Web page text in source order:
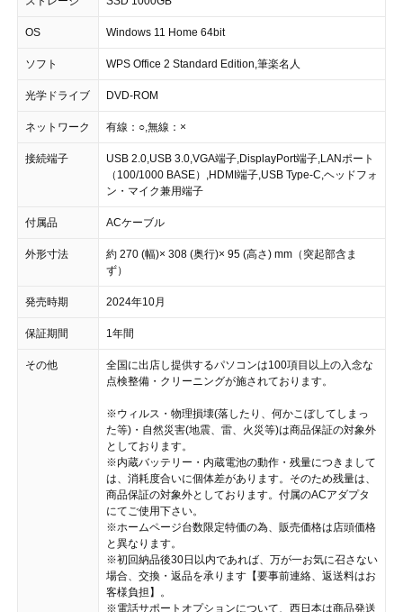
OS Windows 11 Home 64bit
ソフト WPS Office 2 Standard Edition,筆楽名人
光学ドライブ DVD-ROM
ネットワーク 有線：○,無線：×
接続端子
USB 2.0,USB 3.0,VGA端子,DisplayPort端子,LANポート
（100/1000 BASE）,HDMI端子,USB Type-C,ヘッドフォ
ン・マイク兼用端子
付属品 ACケーブル
外形寸法
約 270 (幅)× 308 (奥行)× 95 (高さ) mm（突起部含ま
ず）
発売時期 2024年10月
保証期間 1年間
その他
全国に出店し提供するパソコンは100項目以上の入念な
点検整備・クリーニングが施されております。
※ウィルス・物理損壊(落したり、何かこぼしてしまっ
た等)・自然災害(地震、雷、火災等)は商品保証の対象外
としております。
※内蔵バッテリー・内蔵電池の動作・残量につきまして
は、消耗度合いに個体差があります。そのため残量は、
商品保証の対象外としております。付属のACアダプタ
にてご使用下さい。
※ホームページ台数限定特価の為、販売価格は店頭価格
と異なります。
※初回納品後30日以内であれば、万が一お気に召さない
場合、交換・返品を承ります【要事前連絡、返送料はお
客様負担】。
※電話サポートオプションについて、西日本は商品発送